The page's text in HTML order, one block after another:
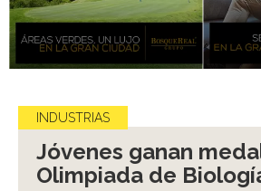
INDUSTRIAS
Jóvenes ganan
Olimpiada de